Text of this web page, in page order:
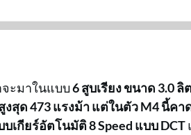
ะมาในแบบ6 สูบเรียง ขนาด 3.0 ลิ
สุด 473 แรงม้าแต่ในตัว M4 นี้คา
เกียร์อัตโนมัติ 8 Speed แบบ DCT